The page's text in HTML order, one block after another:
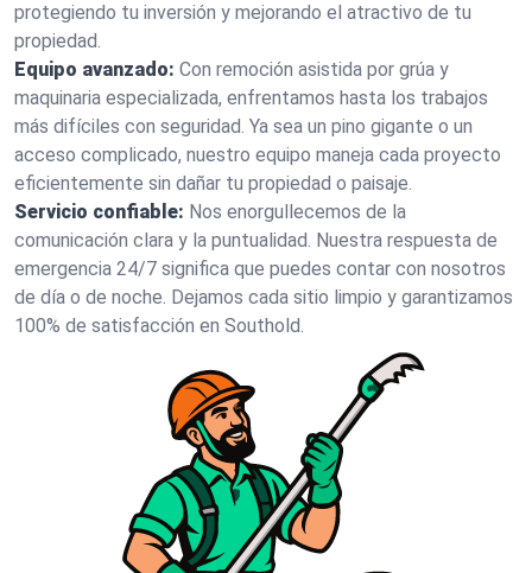
protegiendo tu inversión y mejorando el atractivo de tu
propiedad.
Equipo avanzado: Con remoción asistida por grúa y
maquinaria especializada, enfrentamos hasta los trabajos
más difíciles con seguridad. Ya sea un pino gigante o un
acceso complicado, nuestro equipo maneja cada proyecto
eficientemente sin dañar tu propiedad o paisaje.
Servicio confiable: Nos enorgullecemos de la
comunicación clara y la puntualidad. Nuestra respuesta de
emergencia 24/7 significa que puedes contar con nosotros
de día o de noche. Dejamos cada sitio limpio y garantizamos
100% de satisfacción en Southold.